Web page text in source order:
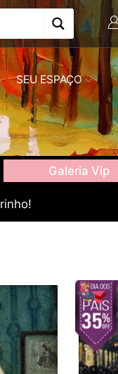
SEU ESPAÇO
Galeria Vip